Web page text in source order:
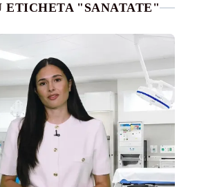
ETICHETA "SANATATE"